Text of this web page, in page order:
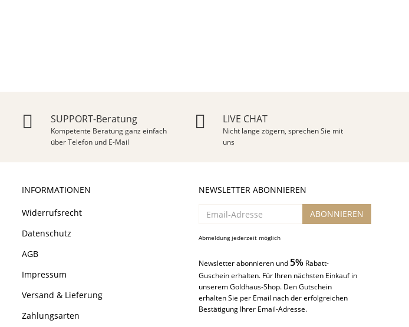
SUPPORT-Beratung
Kompetente Beratung ganz einfach
über Telefon und E-Mail
LIVE CHAT
Nicht lange zögern, sprechen Sie mit
uns
INFORMATIONEN
Widerrufsrecht
Datenschutz
AGB
Impressum
Versand & Lieferung
Zahlungsarten
NEWSLETTER ABONNIEREN
Adresse
ABONNIEREN
Abmeldung jederzeit möglich
Newsletter abonnieren und 5% Rabatt-
Guschein erhalten. Für Ihren nächsten Einkauf in
unserem Goldhaus-Shop. Den Gutschein
erhalten Sie per Email nach der erfolgreichen
Bestätigung Ihrer Email-Adresse.